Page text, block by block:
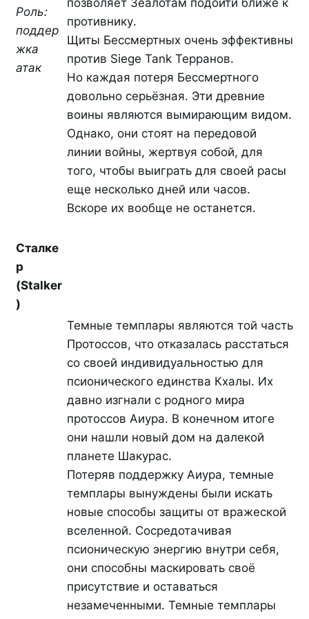
Роль:
поддер
жка
атак
противнику.
Щиты Бессмертных очень эффективны
против Siege Tank Терранов.
Но каждая потеря Бессмертного
довольно серьёзная. Эти древние
воины являются вымирающим видом.
Однако, они стоят на передовой
линии войны, жертвуя собой, для
того, чтобы выиграть для своей расы
еще несколько дней или часов.
Вскоре их вообще не останется.
Сталке
р
(Stalker
)
Темные темплары являются той часть
Протоссов, что отказалась расстаться
со своей индивидуальностью для
псионического единства Кхалы. Их
давно изгнали с родного мира
протоссов Аиура. В конечном итоге
они нашли новый дом на далекой
планете Шакурас.
Потеряв поддержку Аиура, темные
темплары вынуждены были искать
новые способы защиты от вражеской
вселенной. Сосредотачивая
псионическую энергию внутри себя,
они способны маскировать своё
присутствие и оставаться
незамеченными. Темные темплары